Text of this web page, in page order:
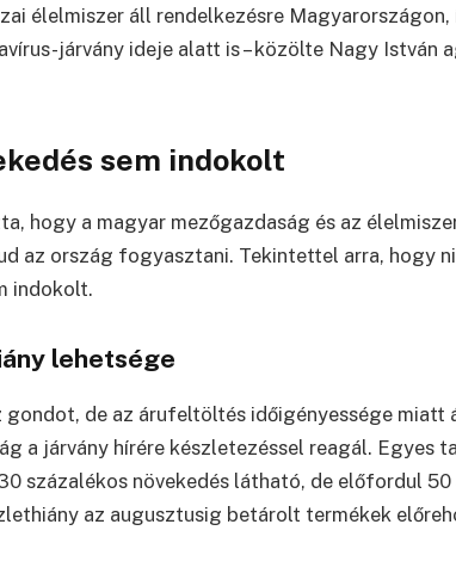
élelmiszer áll rendelkezésre
járvány ideje alatt is – közölte Nagy István
sem indokolt
hogy a magyar mezőgazdaság és az
az ország fogyasztani. Tekintettel arra, hogy
indokolt.
lehetsége
gondot, de az árufeltöltés időigényessége miatt
a járvány hírére készletezéssel reagál. Egyes
százalékos növekedés látható, de előfordul
az augusztusig betárolt termékek